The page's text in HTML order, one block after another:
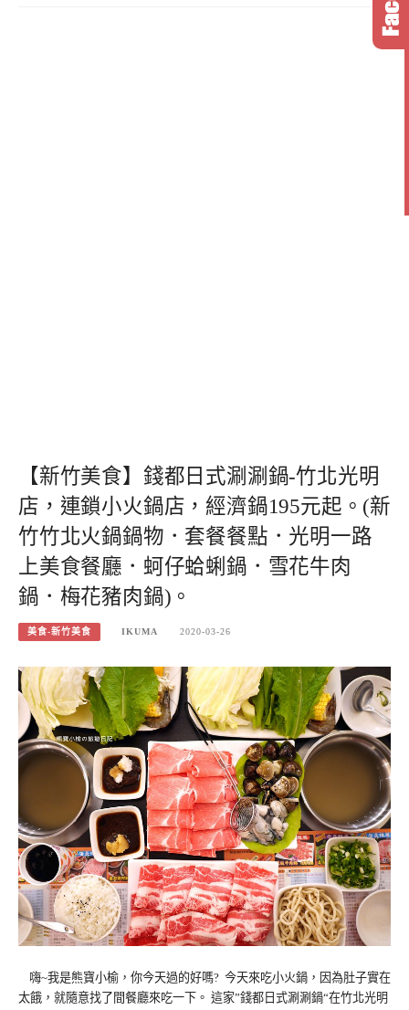
【新竹美食】錢都日式涮涮鍋-竹北光明
店，連鎖小火鍋店，經濟鍋195元起。(新
竹竹北火鍋鍋物．套餐餐點．光明一路
上美食餐廳．蚵仔蛤蜊鍋．雪花牛肉
鍋．梅花豬肉鍋)。
美食-新竹美食 IKUMA 2020-03-26
嗨~我是熊寶小榆，你今天過的好嗎? 今天來吃小火鍋，因為肚子實在
太餓，就隨意找了間餐廳來吃一下。 這家”錢都日式涮涮鍋“在竹北光明